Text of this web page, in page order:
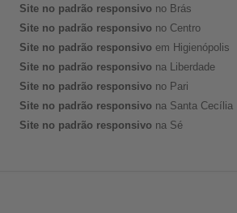
Site no padrão responsivo no Brás
Site no padrão responsivo no Centro
Site no padrão responsivo em Higienópolis
Site no padrão responsivo na Liberdade
Site no padrão responsivo no Pari
Site no padrão responsivo na Santa Cecília
Site no padrão responsivo na Sé